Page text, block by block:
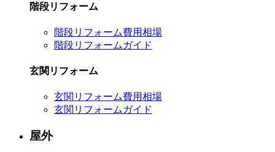
階段リフォーム
階段リフォーム費用相場
階段リフォームガイド
玄関リフォーム
玄関リフォーム費用相場
玄関リフォームガイド
屋外